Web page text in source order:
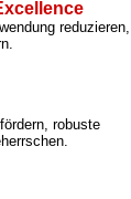
reduzieren,
robuste